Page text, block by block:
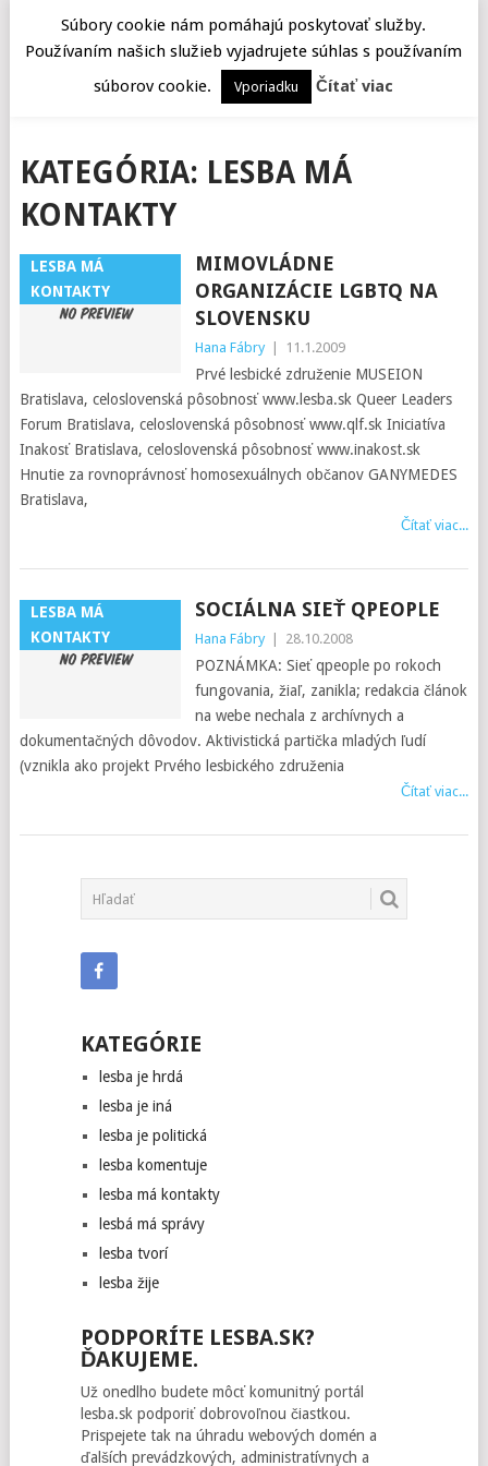
KATEGÓRIA: LESBA MÁ
KONTAKTY
LESBA MÁ
KONTAKTY
MIMOVLÁDNE
ORGANIZÁCIE LGBTQ NA
SLOVENSKU
Hana Fábry 11.1.2009
Prvé lesbické združenie MUSEION
Bratislava, celoslovenská pôsobnosť www.lesba.sk Queer Leaders
Forum Bratislava, celoslovenská pôsobnosť www.qlf.sk Iniciatíva
Inakosť Bratislava, celoslovenská pôsobnosť www.inakost.sk
Hnutie za rovnoprávnosť homosexuálnych občanov GANYMEDES
Bratislava,
Čítať viac...
LESBA MÁ
KONTAKTY
SOCIÁLNA SIEŤ QPEOPLE
Hana Fábry 28.10.2008
POZNÁMKA: Sieť qpeople po rokoch
fungovania, žiaľ, zanikla; redakcia článok
na webe nechala z archívnych a
dokumentačných dôvodov. Aktivistická partička mladých ľudí
(vznikla ako projekt Prvého lesbického združenia
Čítať viac...
POSTS
NAVIGATION
KATEGÓRIE
lesba je hrdá
lesba je iná
lesba je politická
lesba komentuje
lesba má kontakty
lesbá má správy
lesba tvorí
lesba žije
PODPORÍTE LESBA.SK?
ĎAKUJEME.
Už onedlho budete môcť komunitný portál
lesba.sk podporiť dobrovoľnou čiastkou.
Prispejete tak na úhradu webových domén a
ďalších prevádzkových, administratívnych a
Súbory cookie nám pomáhajú poskytovať služby.
Používaním našich služieb vyjadrujete súhlas s používaním
súborov cookie.
Vporiadku Čítať viac